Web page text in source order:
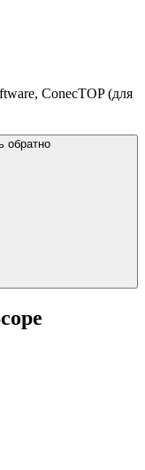
ConecTOP (для
обратно